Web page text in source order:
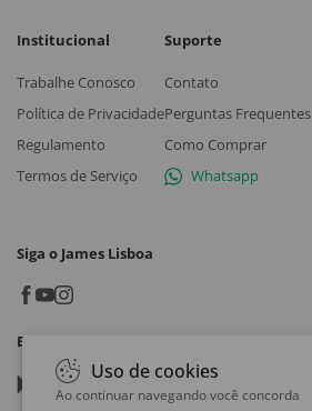
Institucional
Trabalhe Conosco
Política de Privacidade
Regulamento
Termos de Serviço
Suporte
Contato
Perguntas Frequentes
Como Comprar
Whatsapp
Siga o James Lisboa
Baixe o App
Google play
Uso de cookies
Ao continuar navegando você concorda